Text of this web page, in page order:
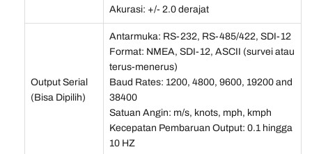
Akurasi: +/- 2.0 derajat
Output Serial
(Bisa Dipilih)
Antarmuka: RS-232, RS-485/422, SDI-12
Format: NMEA, SDI-12, ASCII (survei atau
terus-menerus)
Baud Rates: 1200, 4800, 9600, 19200 and
38400
Satuan Angin: m/s, knots, mph, kmph
Kecepatan Pembaruan Output: 0.1 hingga
10 HZ